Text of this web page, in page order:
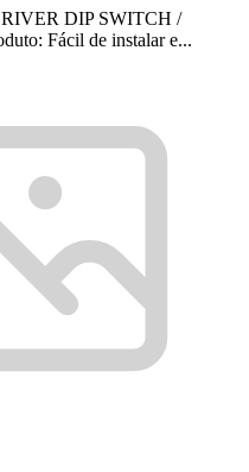
DIP SWITCH /
Fácil de instalar e...